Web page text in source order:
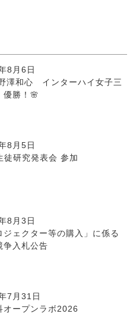
8月6日
和心 インターハイ女子三
勝！🌸
8月5日
徒研究発表会 参加
8月3日
ジェクター等の購入」に係る
争入札公告
7月31日
オープンラボ2026